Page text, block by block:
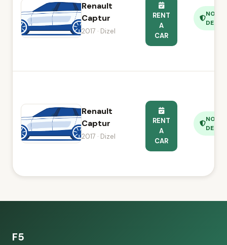
Renault
Captur
2017 · Dizel
RENT
A
CAR
NO
Renault
Captur
2017 · Dizel
RENT
A
CAR
NO
F5